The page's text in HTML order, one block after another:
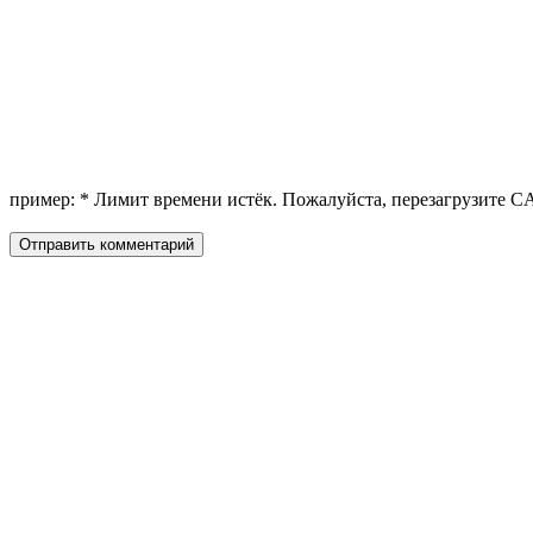
пример: * Лимит времени истёк. Пожалуйста, перезагрузите